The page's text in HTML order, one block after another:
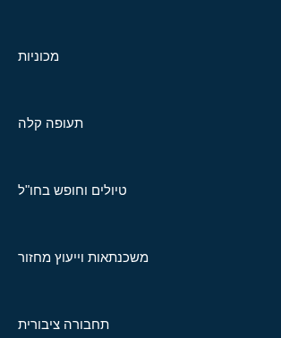
מכוניות
תעופה קלה
טיולים וחופש בחו"ל
משכנתאות וייעוץ מחזור
תחבורה ציבורית